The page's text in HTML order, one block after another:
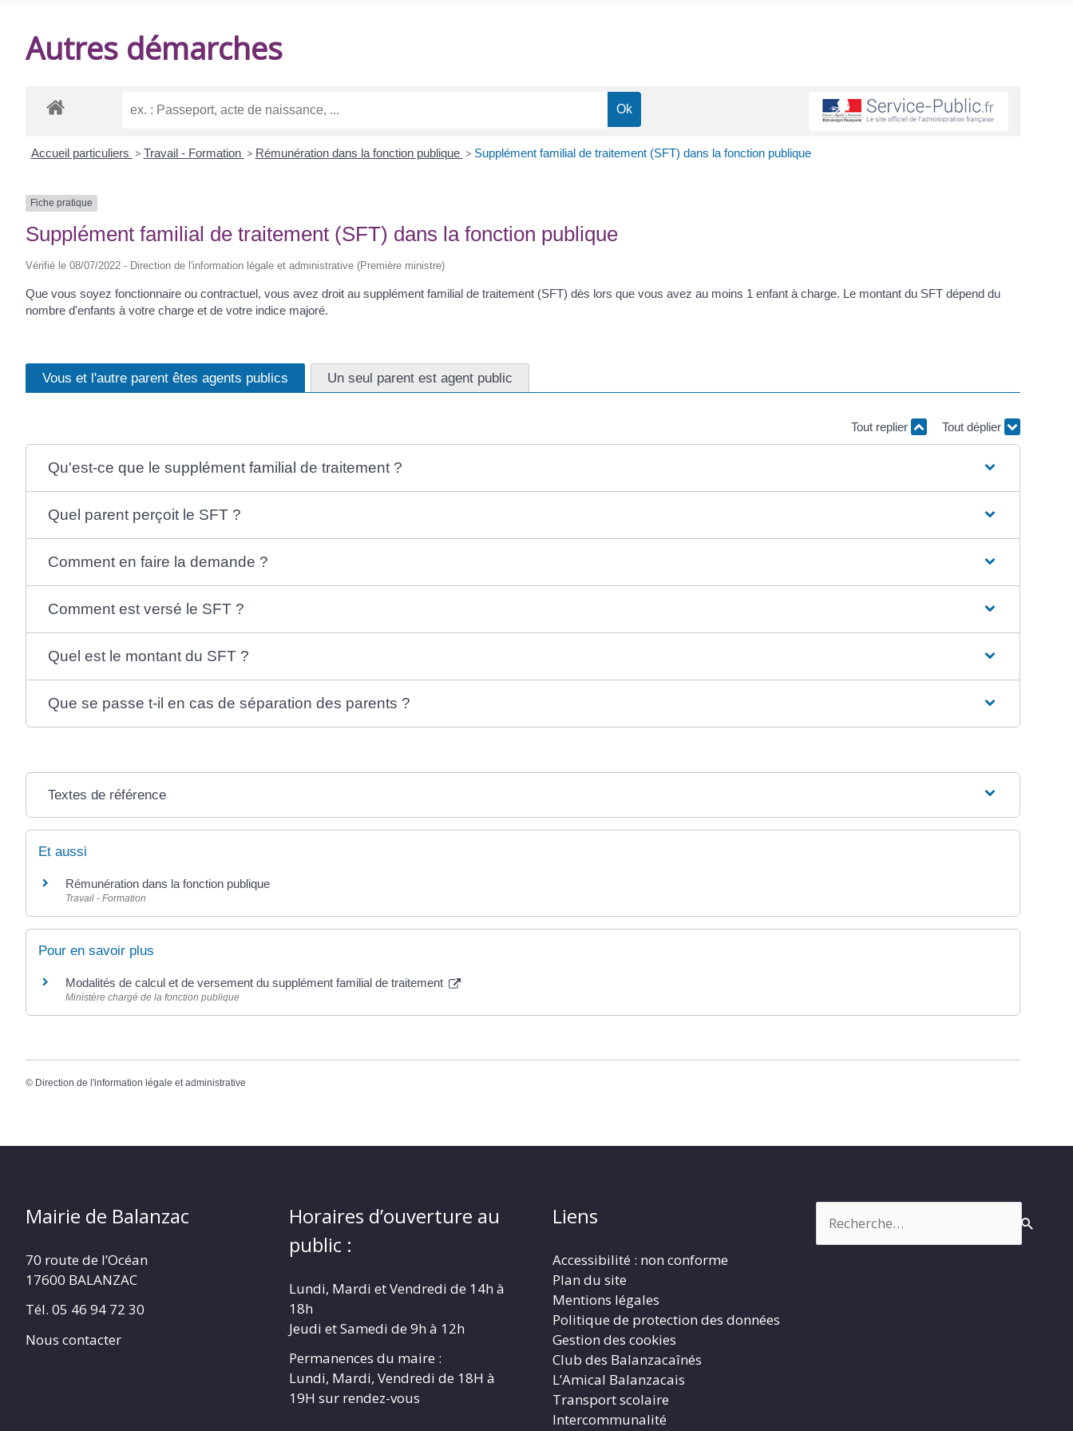
Autres démarches
Accueil particuliers > Travail - Formation > Rémunération dans la fonction publique > Supplément familial de traitement (SFT) dans la fonction publique
Fiche pratique
Supplément familial de traitement (SFT) dans la fonction publique
Vérifié le 08/07/2022 - Direction de l'information légale et administrative (Première ministre)
Que vous soyez fonctionnaire ou contractuel, vous avez droit au supplément familial de traitement (SFT) dès lors que vous avez au moins 1 enfant à charge. Le montant du SFT dépend du
nombre d'enfants à votre charge et de votre indice majoré.
Vous et l'autre parent êtes agents publics Un seul parent est agent public
Tout replier Tout déplier
Qu'est-ce que le supplément familial de traitement ?
Quel parent perçoit le SFT ?
Comment en faire la demande ?
Comment est versé le SFT ?
Quel est le montant du SFT ?
Que se passe t-il en cas de séparation des parents ?
Textes de référence
Et aussi
Rémunération dans la fonction publique
Travail - Formation
Pour en savoir plus
Modalités de calcul et de versement du supplément familial de traitement
Ministère chargé de la fonction publique
© Direction de l'information légale et administrative
Mairie de Balanzac
70 route de l’Océan
17600 BALANZAC
Tél. 05 46 94 72 30
Nous contacter
Horaires d’ouverture au
public :
Lundi, Mardi et Vendredi de 14h à
18h
Jeudi et Samedi de 9h à 12h
Permanences du maire :
Lundi, Mardi, Vendredi de 18H à
19H sur rendez-vous
Liens
Accessibilité : non conforme
Plan du site
Mentions légales
Politique de protection des données
Gestion des cookies
Club des Balanzacaînés
L’Amical Balanzacais
Transport scolaire
Intercommunalité